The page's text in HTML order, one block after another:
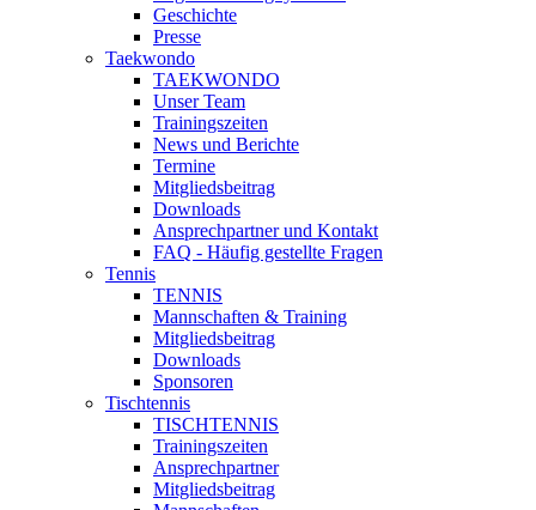
Geschichte
Presse
Taekwondo
TAEKWONDO
Unser Team
Trainingszeiten
News und Berichte
Termine
Mitgliedsbeitrag
Downloads
Ansprechpartner und Kontakt
FAQ - Häufig gestellte Fragen
Tennis
TENNIS
Mannschaften & Training
Mitgliedsbeitrag
Downloads
Sponsoren
Tischtennis
TISCHTENNIS
Trainingszeiten
Ansprechpartner
Mitgliedsbeitrag